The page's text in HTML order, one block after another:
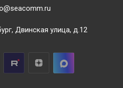
Двинская улица, д.12